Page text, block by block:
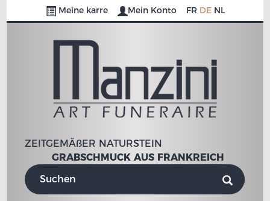
Meine karre Mein Konto FR DE NL
ZEITGEMÄßER NATURSTEIN
GRABSCHMUCK AUS FRANKREICH